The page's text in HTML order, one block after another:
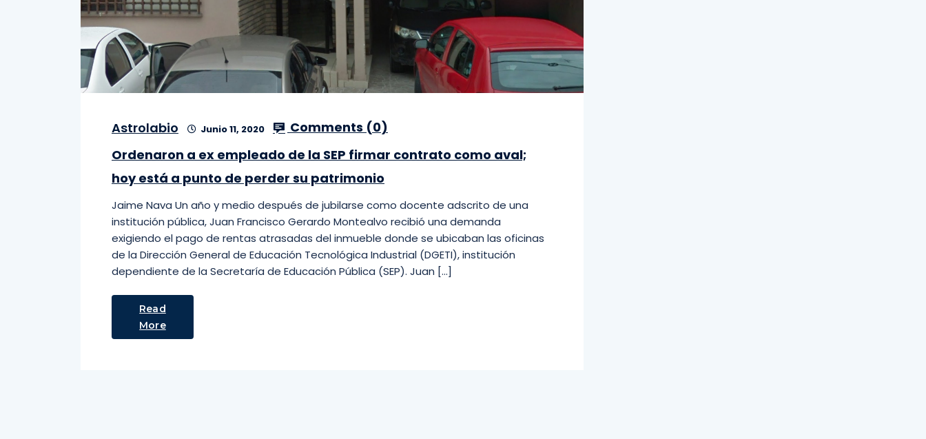
Astrolabio Junio 11, 2020 Comments (0)
Ordenaron a ex empleado de la SEP firmar contrato como aval;
hoy está a punto de perder su patrimonio
Jaime Nava Un año y medio después de jubilarse como docente adscrito de una
institución pública, Juan Francisco Gerardo Montealvo recibió una demanda
exigiendo el pago de rentas atrasadas del inmueble donde se ubicaban las oficinas
de la Dirección General de Educación Tecnológica Industrial (DGETI), institución
dependiente de la Secretaría de Educación Pública (SEP). Juan […]
Read
More